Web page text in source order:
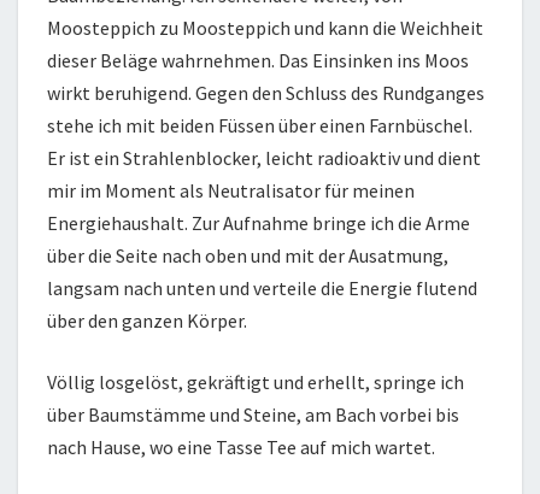
Moosteppich zu Moosteppich und kann die Weichheit
dieser Beläge wahrnehmen. Das Einsinken ins Moos
wirkt beruhigend. Gegen den Schluss des Rundganges
stehe ich mit beiden Füssen über einen Farnbüschel.
Er ist ein Strahlenblocker, leicht radioaktiv und dient
mir im Moment als Neutralisator für meinen
Energiehaushalt. Zur Aufnahme bringe ich die Arme
über die Seite nach oben und mit der Ausatmung,
langsam nach unten und verteile die Energie flutend
über den ganzen Körper.
Völlig losgelöst, gekräftigt und erhellt, springe ich
über Baumstämme und Steine, am Bach vorbei bis
nach Hause, wo eine Tasse Tee auf mich wartet.